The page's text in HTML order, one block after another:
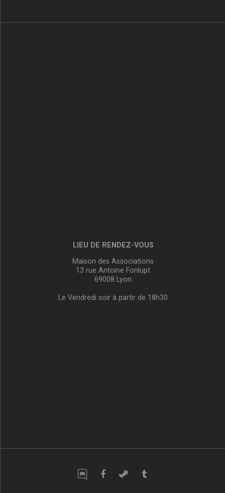
LIEU DE RENDEZ-VOUS
Maison des Associations
13 rue Antoine Fonlupt
69008 Lyon
Le Vendredi soir à partir de 18h30